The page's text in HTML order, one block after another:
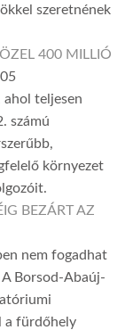
szeretnének
400 MILLIÓ
ahol teljesen
számú
környezet
BEZÁRT AZ
nem fogadhat
Borsod-Abaúj-
a fürdőhely